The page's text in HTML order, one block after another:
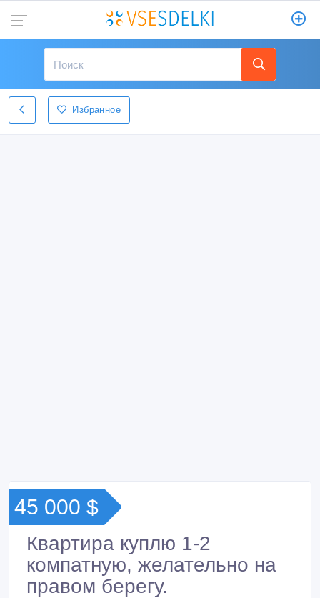
Избранное
45 000 $
Квартира куплю 1-2
компатную, желательно на
правом берегу.